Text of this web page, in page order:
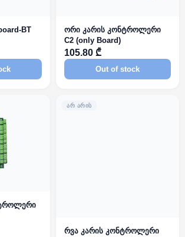
BT
ორი კარის კონტროლერი
C2 (only Board)
105.80 ₾
Out of stock
ᲐᲠ ᲐᲠᲘᲡ
რვა კარის კონტროლერი